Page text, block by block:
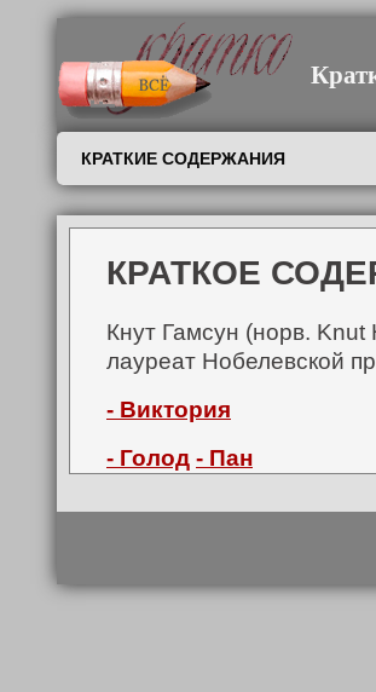
КРАТКИЕ СОДЕРЖАНИЯ
КРАТКОЕ
Кнут Гамсун (норв.
лауреат Нобелевской
- Виктория
- Голод - Пан